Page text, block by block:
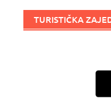
TURISTIČKA